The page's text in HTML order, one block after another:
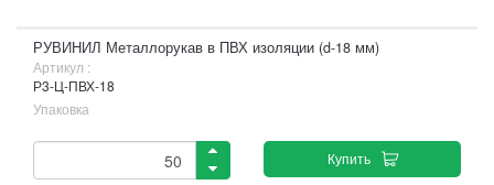
РУВИНИЛ Металлорукав в ПВХ изоляции (d-18 мм)
Артикул :
Р3-Ц-ПВХ-18
Упаковка
Купить